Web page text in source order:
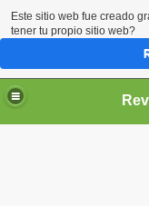
Este sitio web fue creado
tener tu propio sitio web?